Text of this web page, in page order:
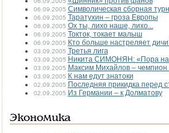
06.09.2005 Символическая сборная
06.09.2005 Таратухин – гроза Европы
06.09.2005 Ох ты, лихо наше, лихо...
06.09.2005 Ток­ток, токает малыш
06.09.2005 Кто больше настреляет
03.09.2005 Третья лига
03.09.2005 Никита СИМОНЯН: «Пора
03.09.2005 Максим Михайлов – чемпион
03.09.2005 К нам едут знатоки
02.09.2005 Последняя прикидка перед
02.09.2005 Из Германии – к Долматову
Экономика